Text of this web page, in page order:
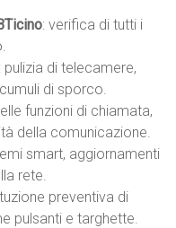
: verifica di tutti i
: pulizia di telecamere,
di sporco.
funzioni di chiamata,
della comunicazione.
smart, aggiornamenti
rete.
preventiva di
pulsanti e targhette.